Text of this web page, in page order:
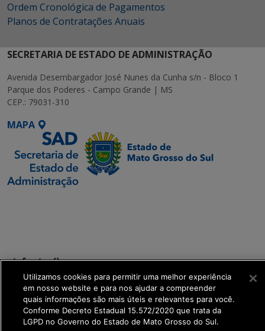
Ordem Cronológica de Pagamentos
Planos de Contratações Anuais
SECRETARIA DE ESTADO DE ADMINISTRAÇÃO
Avenida Desembargador José Nunes da Cunha s/n - Bloco 1
Parque dos Poderes - Campo Grande | MS
CEP.: 79031-310
MAPA
get_footer();
Utilizamos cookies para permitir uma melhor experiência
em nosso website e para nos ajudar a compreender
quais informações são mais úteis e relevantes para você.
Conforme Decreto Estadual 15.572/2020 que trata da
LGPD no Governo do Estado de Mato Grosso do Sul.